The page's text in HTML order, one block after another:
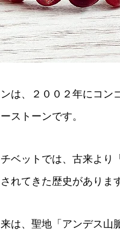
は、２００２年にコン
ストーンです。
ベットでは、古来より
れてきた歴史がありま
は、聖地「アンデス山